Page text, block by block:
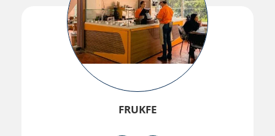
FRUKFE